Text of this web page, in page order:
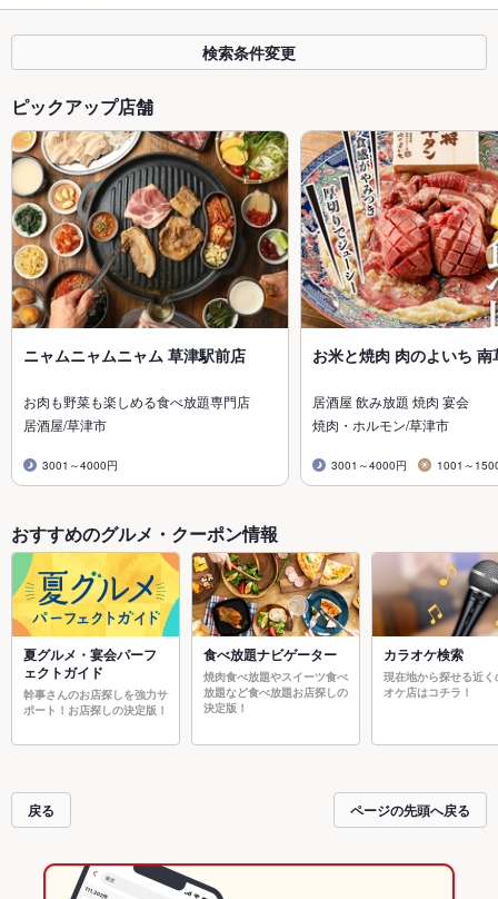
検索条件変更
ピックアップ店舗
ニャムニャムニャム 草津駅前店
お肉も野菜も楽しめる食べ放題専門店
居酒屋/草津市
3001～4000円
お米と焼肉 肉のよいち 南
居酒屋 飲み放題 焼肉 宴会
焼肉・ホルモン/草津市
3001～4000円 1001～
おすすめのグルメ・クーポン情報
夏グルメ・宴会パーフ
ェクトガイド
幹事さんのお店探しを強力サ
ポート！お店探しの決定版！
食べ放題ナビゲーター
焼肉食べ放題やスイーツ食べ
放題など食べ放題お店探しの
決定版！
カラオケ検索
現在地から探せる近く
オケ店はコチラ！
戻る ページの先頭へ戻る